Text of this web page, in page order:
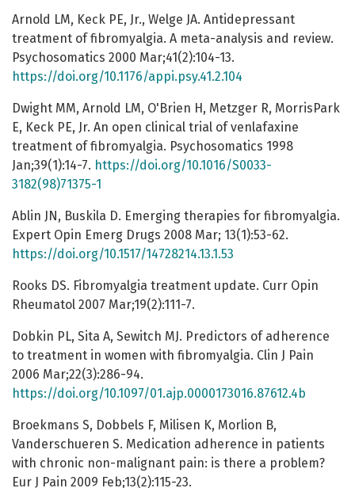
Arnold LM, Keck PE, Jr., Welge JA. Antidepressant
treatment of fibromyalgia. A meta-analysis and review.
Psychosomatics 2000 Mar;41(2):104-13.
https://doi.org/10.1176/appi.psy.41.2.104
Dwight MM, Arnold LM, O'Brien H, Metzger R, MorrisPark
E, Keck PE, Jr. An open clinical trial of venlafaxine
treatment of fibromyalgia. Psychosomatics 1998
Jan;39(1):14-7. https://doi.org/10.1016/S0033-
3182(98)71375-1
Ablin JN, Buskila D. Emerging therapies for fibromyalgia.
Expert Opin Emerg Drugs 2008 Mar; 13(1):53-62.
https://doi.org/10.1517/14728214.13.1.53
Rooks DS. Fibromyalgia treatment update. Curr Opin
Rheumatol 2007 Mar;19(2):111-7.
Dobkin PL, Sita A, Sewitch MJ. Predictors of adherence
to treatment in women with fibromyalgia. Clin J Pain
2006 Mar;22(3):286-94.
https://doi.org/10.1097/01.ajp.0000173016.87612.4b
Broekmans S, Dobbels F, Milisen K, Morlion B,
Vanderschueren S. Medication adherence in patients
with chronic non-malignant pain: is there a problem?
Eur J Pain 2009 Feb;13(2):115-23.